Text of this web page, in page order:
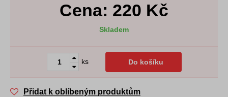
Cena: 220 Kč
Skladem
ks Do košíku
Přidat k oblíbeným produktům